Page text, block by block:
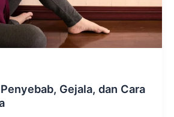
Gejala, dan Cara